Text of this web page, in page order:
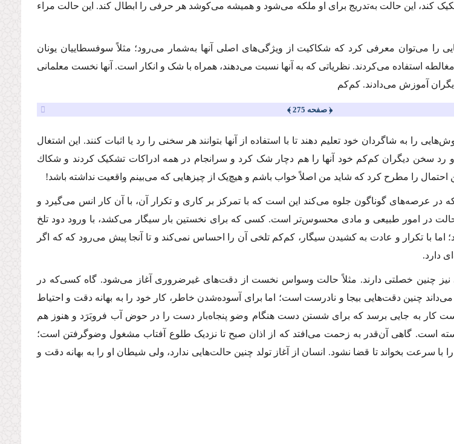
کند، این حالت به‌تدریج برای او ملكه می‌شود و همیشه می‌کوشد هر حرفی را ابطال کند. این حالت مراء
را می‌توان معرفی کرد که شکاکیت از ویژگی‌های اصلی آنها به‌شمار می‌رود؛ مثلاً سوفسطاییان یونان
استفاده می‌کردند. نظریاتی که به آنها نسبت می‌دهند، همراه با شک و انکار است. آنها نخست معلمانی
آموزش می‌دادند. كم‌كم
﴿ صفحه 275 ﴾
را به شاگردان خود تعلیم دهند تا با استفاده از آنها بتوانند هر سخنی را رد یا اثبات كنند. این اشتغال
سخن دیگران كم‌كم خود آنها را هم دچار شک كرد و سرانجام در همه ادراکات تشکیک کردند و شكاك
احتمال را مطرح كرد که شاید من اصلاً خواب باشم و هیچ‌یک از چیزهایی که می‌بینم واقعیت نداشته باشد!
در عرصه‌های گوناگون جلوه می‌کند این است که با تمرکز بر کاری و تکرار آن، با آن کار انس می‌گیرد و
در امور طبیعی و مادی محسوس‌تر است. کسی که برای نخستین بار سیگار می‌کشد، با ورود دود تلخ
با تکرار و عادت به کشیدن سیگار، کم‌کم تلخی آن را احساس نمی‌کند و تا آنجا پیش می‌رود که که اگر
دارد.
نیز چنین خصلتی دارند. مثلاً حالت وسواس نخست از دقت‌های غیرضروری آغاز می‌شود. گاه کسی‌که در
می‌داند چنین دقت‌هایی بیجا و نادرست است؛ اما برای آسوده‌شدن خاطر، کار خود را به بهانه دقت و احتیاط
کار به جایی برسد که برای شستن دست هنگام وضو پنجاه‌بار دست را در حوض آب فروبَرَد و هنوز هم
است. گاهی آن‌قدر به زحمت می‌افتد که از اذان صبح تا نزدیک طلوع آفتاب مشغول وضوگرفتن است؛
با سرعت بخواند تا قضا نشود. انسان از آغاز تولد چنین حالت‌هایی ندارد، ولی شیطان او را به بهانه دقت و